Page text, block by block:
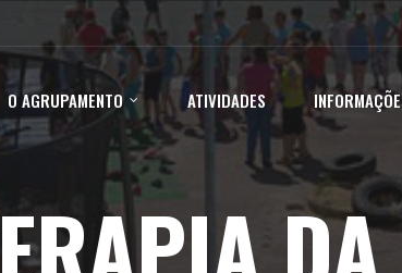
O AGRUPAMENTO ATIVIDADES